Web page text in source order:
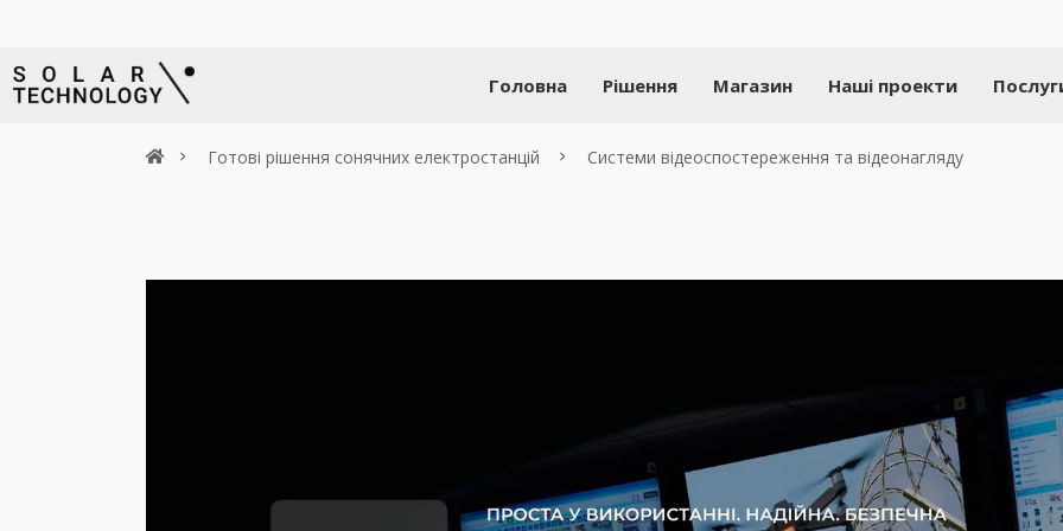
Головна Рішення Магазин Наші проекти
Готові рішення сонячних електростанцій Системи відеоспостереження та відеонагляду